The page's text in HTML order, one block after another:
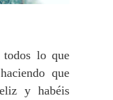
todos lo que
que
y habéis